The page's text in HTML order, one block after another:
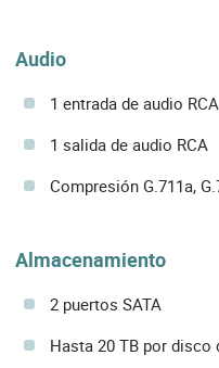
Audio
1 entrada de audio RCA
1 salida de audio RCA
Compresión G.711a,
Almacenamiento
2 puertos SATA
Hasta 20 TB por